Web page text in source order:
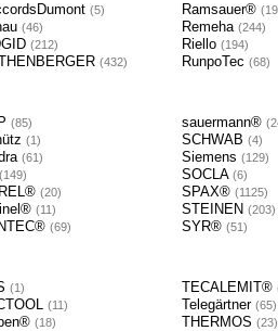
5 Ramsauer®
46 Remeha 244
212 Riello 194
432 RunpoTec 68
85 sauermann®
1 SCHWAB 4
61 Siemens 129
149 SOCLA 6
20 SPAX® 1125
11 STEINEN 203
69 SYR® 51
1 TECALEMIT®
11 Telegärtner 65
18 THERMOS 23